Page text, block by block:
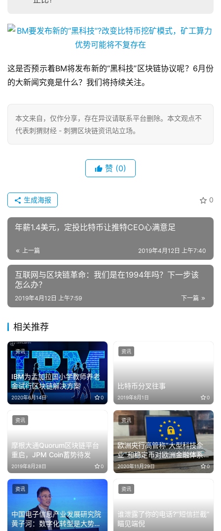
这是否预示着BM将发布新的“黑科技”区块链协议呢？6月份
的大新闻究竟是什么？我们将持续关注。
本文来自 ，仅作分享，存在异议请联系平台删除。本文观点不
代表刺猬财经 - 刺猬区块链资讯站立场。
赞 (0)
0
生成海报
年薪1.4美元，定投比特币让推特CEO心满意足
上一篇 2019年4月12日 上午7:40
互联网与区块链革命：我们是在1994年吗？下一步该
怎么办？
下一篇
2019年4月12日 上午7:59
相关推荐
IBM为孟加拉国小学教师养老
金试行区块链解决方案
2020年6月14日 0
资讯
比特币分叉往事
2019年8月1日 0
资讯
摩根大通Quorum区块链平台
重启，JPM Coin蓄势待发
2019年8月28日 0
资讯
欧洲央行高管称“大型科技企
业”和稳定币对欧洲金融体系
构成风险
2020年11月29日 0
资讯
中国电子信息产业发展研究院
黄子河：数字化转型是大势所
资讯
谁泄露了你的电话?“短信拦截”
瞄见端倪
资讯